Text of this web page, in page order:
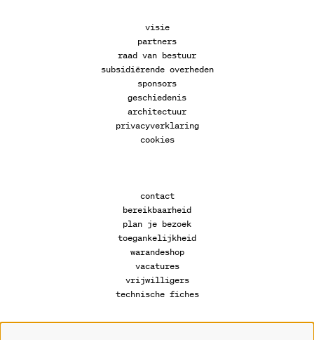
visie
partners
raad van bestuur
subsidiërende overheden
sponsors
geschiedenis
architectuur
privacyverklaring
cookies
contact
bereikbaarheid
plan je bezoek
toegankelijkheid
warandeshop
vacatures
vrijwilligers
technische fiches